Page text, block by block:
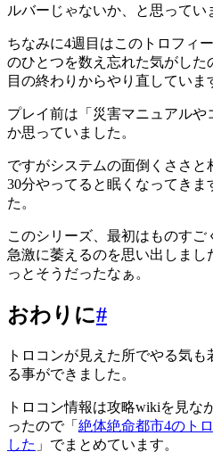
ルバーじゃないか、と思ってい
ちなみに4週目はこのトロフィ
のひとつを数え忘れた気がした
目の終わりからやり直していま
プレイ前は「災害マニュアルや
か思っていました。
ですがシステムの面倒くささと
30分やってると眠くなってき
た。
このシリーズ、最初はものす
急激に萎えるのを思い出しま
っとそうだったなぁ。
おわりに#
トロコンが見えた所でやる気
る事ができました。
トロコン情報は攻略wikiを見な
ったので「 絶体絶命都市4のト
した 」でまとめています。